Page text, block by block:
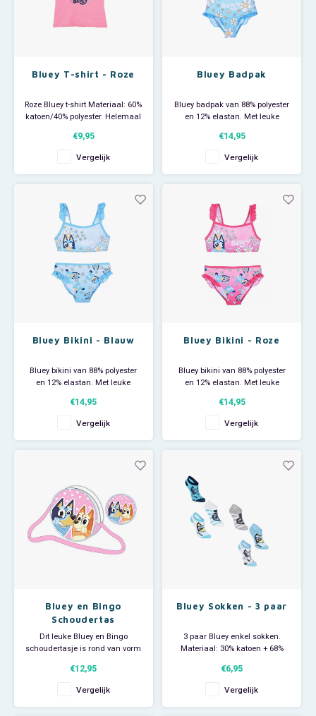
Bluey T-shirt - Roze
Roze Bluey t-shirt Materiaal: 60%
katoen/40% polyester. Helemaal
€9,95
Vergelijk
Bluey Badpak
Bluey badpak van 88% polyester
en 12% elastan. Met leuke
Helemaal trendy naar de
zwemles of naar het strand!
€14,95
Vergelijk
Bluey Bikini - Blauw
Bluey bikini van 88% polyester
en 12% elastan. Met leuke
schouderbandjes. Helemaal
trendy naar de zwemles of naar
het strand!
€14,95
Vergelijk
Bluey Bikini - Roze
Bluey bikini van 88% polyester
en 12% elastan. Met leuke
schouderbandjes. Helemaal
trendy naar de zwemles of naar
het strand!
€14,95
Vergelijk
Bluey en Bingo
Schoudertas
Dit leuke Bluey en Bingo
schoudertasje is rond van vorm
voorkant heeft de
Bluey schoudertas een print van
Bluey en Bingo. Ieder meisje zal
blij zijn met deze crossbody
€12,95
Vergelijk
Bluey Sokken - 3 paar
3 paar Bluey enkel sokken.
Materiaal: 30% katoen + 68%
Verkrijgbaar in 2 verschillende
sets van 3 stuks. Worden
willekeurig uitgeleverd. Prijs is
per set.
€6,95
Vergelijk